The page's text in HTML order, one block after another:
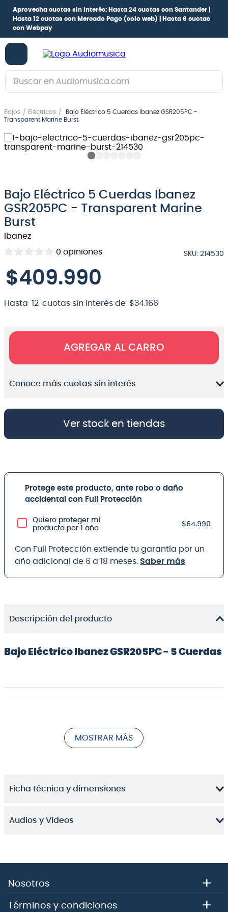
Aprovecha cuotas sin interés: Hasta 24 cuotas con Santander |
Hasta 12 cuotas con Mercado Pago (solo web) |
Hasta 6 cuotas
con Webpay
Buscar en Audiomusica.com
Bajos Eléctricos
Bajo Eléctrico 5 Cuerdas Ibanez GSR205PC -
Transparent Marine Burst
Bajo Eléctrico 5 Cuerdas Ibanez
GSR205PC - Transparent Marine
Burst
Ibanez
0 opiniones SKU: 214530
$409.990
Hasta 12 cuotas sin interés de $34166
AGREGAR AL CARRO
Conoce más cuotas sin interés
Ver stock en tiendas
Protege este producto, ante robo o daño
accidental con Full Protección
Quiero proteger mi
producto por 1 año
$64.990
Con Full Protección extiende tu garantía por un
año adicional de 6 a 18 meses. Saber más
Descripción del producto
Bajo Eléctrico Ibanez GSR205PC - 5 Cuerdas
MOSTRAR MÁS
Ficha técnica y dimensiones
Audios y Videos
Nosotros +
Términos y condiciones +
1.
guitarra electrica
2.
bajo
guitarra electroacústica
5.
amplificador
6.
guitarra
7.
teclado
10. violin